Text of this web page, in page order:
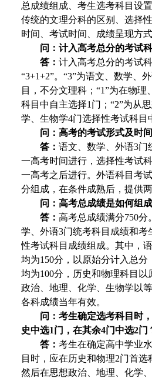
总成绩组成、考生选考科目设
传统的文理分科的区别、选择
时间、考试时间、成绩呈现方式
问：计入高考总分的考试
答： 计入高考总分的考试
“3+1+2”。“3”为语文、数学、
目，不分文理科；“1”为在物理
科目中自主选择1门；“2”为从
学、生物学4门选择性考试科目
问：高考的考试形式及时
答： 语文、数学、外语3门
一高考时间进行，选择性考试
一高考之后进行。外语科目考
分组成，在条件成熟后，提供两
问：高考总成绩是如何组
答： 高考总成绩满分750
学、外语3门统考科目成绩和考
性考试科目成绩组成。其中，
均为150分，以原始分计入总分
均为100分，历史和物理科目以
政治、地理、化学、生物学以
各科成绩当年有效。
问：考生确定选考科目时
史中选1门，在其余4门中选2门
答： 考生在确定高中学业
目时，应在历史和物理2门首选
然后在思想政治、地理、化学